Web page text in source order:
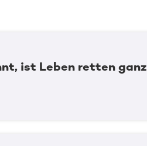
ist Leben retten ganz